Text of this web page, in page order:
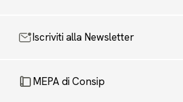
Iscriviti alla Newsletter
MEPA di Consip